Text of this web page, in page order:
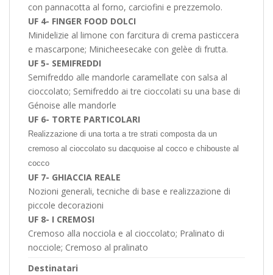
con pannacotta al forno, carciofini e prezzemolo.
UF 4- FINGER FOOD DOLCI
Minidelizie al limone con farcitura di crema pasticcera
e mascarpone; Minicheesecake con gelèe di frutta.
UF 5- SEMIFREDDI
Semifreddo alle mandorle caramellate con salsa al
cioccolato; Semifreddo ai tre cioccolati su una base di
Génoise alle mandorle
UF 6- TORTE PARTICOLARI
Realizzazione di una torta a tre strati composta da un
cremoso al cioccolato su dacquoise al cocco e chibouste al
cocco
UF 7- GHIACCIA REALE
Nozioni generali, tecniche di base e realizzazione di
piccole decorazioni
UF 8- I CREMOSI
Cremoso alla nocciola e al cioccolato; Pralinato di
nocciole; Cremoso al pralinato
Destinatari